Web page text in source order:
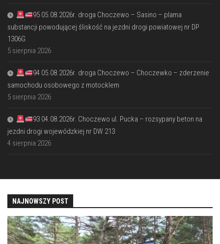
95 05.08.2026r. droga Choczewo – Sasino – plama
substancji powodującej śliskość na jezdni drogi powiatowej nr DP
1306G
5 sierpnia 2026
94 05.08.2026r. droga Choczewo – Choczewko – zderzenie
samochodu osobowego z motocklem
5 sierpnia 2026
93 04.08.2026r. Choczewo ul. Pucka – rozsypany beton na
jezdni drogi wojewódzkiej nr DW 213
4 sierpnia 2026
NAJNOWSZY POST